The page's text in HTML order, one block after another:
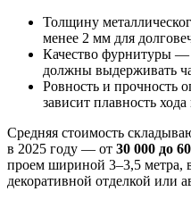
Толщину
менее 2 мм для
Качество фурнитуры
должны выдерживать
Ровность и прочность
зависит плавность
Средняя стоимость
в 2025 году — от 30 000 до
проем шириной 3–3,5 метра,
декоративной отделкой или